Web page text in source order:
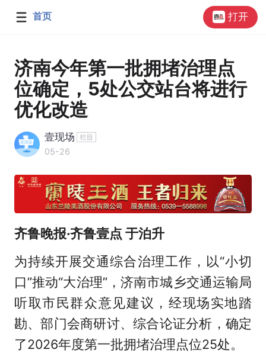
首页 打开
济南今年第一批拥堵治理点
位确定，5处公交站台将进行
优化改造
壹现场
05-26
齐鲁晚报·齐鲁壹点 于泊升
为持续开展交通综合治理工作，以“小切
口”推动“大治理”，济南市城乡交通运输局
听取市民群众意见建议，经现场实地踏
勘、部门会商研讨、综合论证分析，确定
了2026年度第一批拥堵治理点位25处。